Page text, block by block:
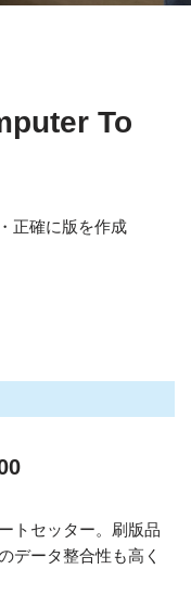
To
正確に版を作成
トセッター。刷版品
データ整合性も高く